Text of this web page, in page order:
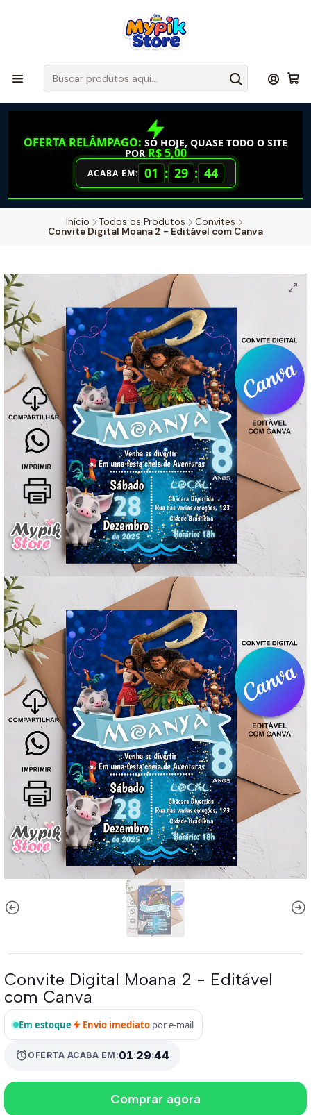
OFERTA RELÂMPAGO: SÓ HOJE, QUASE TODO O SITE
PORR$ 5,00
ACABA EM: 01 : 29 : 43
Início Todos os Produtos
Convites
Convite Digital Moana 2 - Editável com Canva
Convite Digital Moana 2 - Editável
com Canva
Em estoque Envio imediato por e-mail
alarmOFERTA ACABA EM:01:29:43
Comprar agora